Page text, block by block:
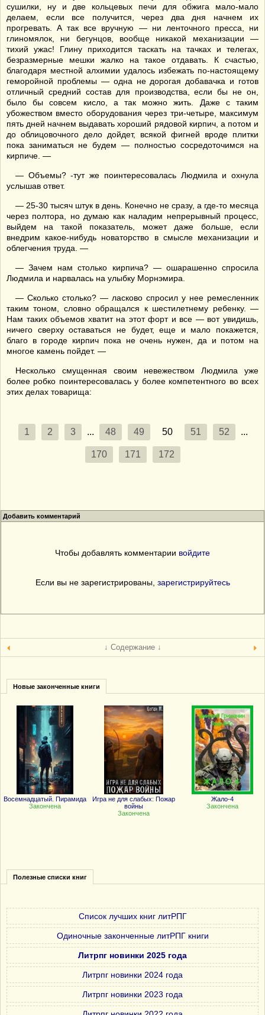
сушилки, ну и две кольцевых печи для обжига мало-мало
делаем, если все получится, через два дня начнем их
прогревать. А так все вручную — ни ленточного пресса, ни
глиномялок, ни бегунцов, вообще никакой механизации —
тихий ужас! Глину приходится таскать на тачках и телегах,
безразмерные мешки жалко на такое отдавать. К счастью,
благодаря местной алхимии удалось избежать по-настоящему
геморойной проблемы — одна не дорогая добавачка и готов
отличный средний состав для производства, если бы не он,
было бы совсем кисло, а так можно жить. Даже с таким
убожеством вместо оборудования через три-четыре, максимум
пять дней начнем выдавать хороший рядовой кирпич, а потом и
до облицовочного дело дойдет, всякой фигней вроде плитки
пока заниматься не будем — полностью сосредоточимся на
кирпиче. —
— Объемы? -тут же поинтересовалась Людмила и охнула
услышав ответ.
— 25-30 тысяч штук в день. Конечно не сразу, а где-то месяца
через полтора, но думаю как наладим непрерывный процесс,
выйдем на такой показатель, может даже больше, если
внедрим какое-нибудь новаторство в смысле механизации и
облегчения труда. —
— Зачем нам столько кирпича? — ошарашенно спросила
Людмила и нарвалась на улыбку Морнэмира.
— Сколько столько? — ласково спросил у нее ремесленник
таким тоном, словно обращался к шестилетнему ребенку. —
Нам таких объемов хватит на этот форт и все — вот увидишь,
ничего сверху оставаться не будет, еще и мало покажется,
благо в городе кирпич пока не очень нужен, да и потом на
многое камень пойдет. —
Несколько смущенная своим невежеством Людмила уже
более робко поинтересовалась у более компетентного во всех
этих делах товарища:
1 2 3 ... 48 49 50 51 52 ...
170 171 172
Добавить комментарий
Чтобы добавлять комментарии войдите
Если вы не зарегистрированы, зарегистрируйтесь
↓ Содержание ↓
Новые законченные книги
Восемнадцатый. Пирамида
Закончена
Игра не для слабых: Пожар
войны
Закончена
Жало-4
Закончена
Полезные списки книг
Список лучших книг литРПГ
Одиночные законченные литРПГ книги
Литрпг новинки 2025 года
Литрпг новинки 2024 года
Литрпг новинки 2023 года